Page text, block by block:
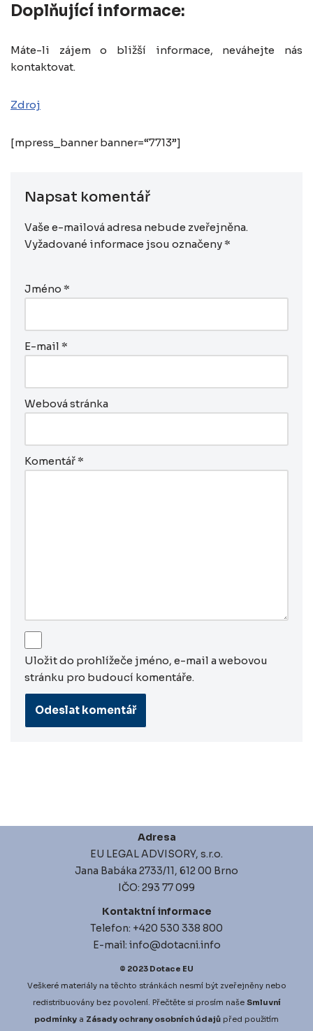
Doplňující informace:
Máte-li zájem o bližší informace, neváhejte nás
kontaktovat.
Zdroj
[mpress_banner banner=“7713”]
Napsat komentář
Vaše e-mailová adresa nebude zveřejněna.
Vyžadované informace jsou označeny *
Jméno *
E-mail *
Webová stránka
Komentář *
Uložit do prohlížeče jméno, e-mail a webovou
stránku pro budoucí komentáře.
Adresa
EU LEGAL ADVISORY, s.r.o.
Jana Babáka 2733/11, 612 00 Brno
IČO: 293 77 099
Kontaktní informace
Telefon: +420 530 338 800
E-mail: info@dotacni.info
© 2023 Dotace EU
Veškeré materiály na těchto stránkách nesmí být zveřejněny nebo
redistribuovány bez povolení. Přečtěte si prosím naše Smluvní
podmínky a Zásady ochrany osobních údajů před použitím